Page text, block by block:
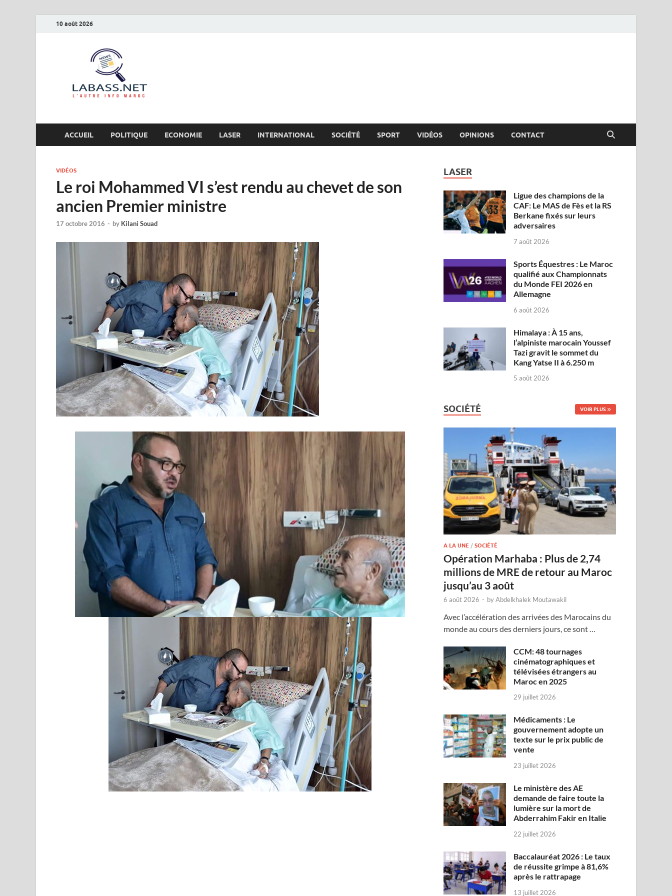
10 août 2026
ACCUEIL POLITIQUE ECONOMIE LASER INTERNATIONAL SOCIÉTÉ SPORT VIDÉOS OPINIONS CONTACT
VIDÉOS
Le roi Mohammed VI s’est rendu au chevet de son
ancien Premier ministre
17 octobre 2016 - by Kilani Souad
LASER
Ligue des champions de la
CAF: Le MAS de Fès et la RS
Berkane fixés sur leurs
adversaires
7 août 2026
Sports Équestres : Le Maroc
qualifié aux Championnats
du Monde FEI 2026 en
Allemagne
6 août 2026
Himalaya : À 15 ans,
l’alpiniste marocain Youssef
Tazi gravit le sommet du
Kang Yatse II à 6.250 m
5 août 2026
SOCIÉTÉ VOIR PLUS
A LA UNE /SOCIÉTÉ
Opération Marhaba : Plus de 2,74
millions de MRE de retour au Maroc
jusqu’au 3 août
6 août 2026 - byAbdelkhalek Moutawakil
Avec l’accélération des arrivées des Marocains du
monde au cours des derniers jours, ce sont …
CCM: 48 tournages
cinématographiques et
télévisées étrangers au
Maroc en 2025
29 juillet 2026
Médicaments : Le
gouvernement adopte un
texte sur le prix public de
vente
23 juillet 2026
Le ministère des AE
demande de faire toute la
lumière sur la mort de
Abderrahim Fakir en Italie
22 juillet 2026
Baccalauréat 2026 : Le taux
de réussite grimpe à 81,6%
après le rattrapage
13 juillet 2026